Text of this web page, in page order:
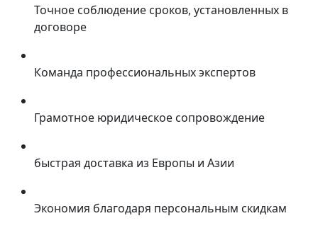
ОКАНТ поможет Вам подобрать мультиголовку,
оптимально соответствующую скорости
Мультиголовки (Китай) отличаются по:
количеству весовых ковшей (чаш/карманов)– от
до 120 тактов/мин;
Точное соблюдение сроков, установленных в
договоре
Команда профессиональных экспертов
Грамотное юридическое сопровождение
быстрая доставка из Европы и Азии
Экономия благодаря персональным скидкам